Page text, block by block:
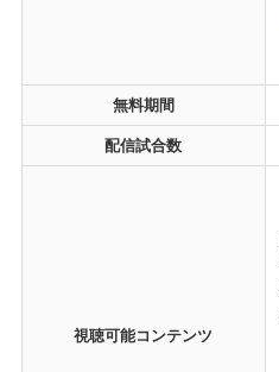
無料期間
配信試合数
視聴可能コンテンツ